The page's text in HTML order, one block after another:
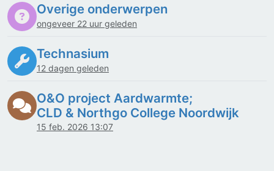
Overige onderwerpen
ongeveer 22 uur geleden
Technasium
12 dagen geleden
O&O project Aardwarmte;
CLD & Northgo College Noordwijk
15 feb. 2026 13:07